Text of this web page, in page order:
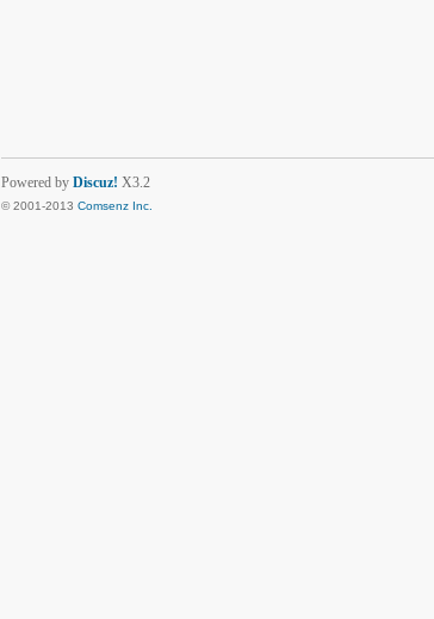
Powered by Discuz! X3.2
© 2001-2013 Comsenz Inc.